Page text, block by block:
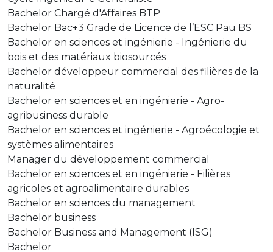
Bachelor Chargé d'Affaires BTP
Bachelor Bac+3 Grade de Licence de l’ESC Pau BS
Bachelor en sciences et ingénierie - Ingénierie du
bois et des matériaux biosourcés
Bachelor développeur commercial des filières de la
naturalité
Bachelor en sciences et en ingénierie - Agro-
agribusiness durable
Bachelor en sciences et ingénierie - Agroécologie et
systèmes alimentaires
Manager du développement commercial
Bachelor en sciences et en ingénierie - Filières
agricoles et agroalimentaire durables
Bachelor en sciences du management
Bachelor business
Bachelor Business and Management (ISG)
Bachelor